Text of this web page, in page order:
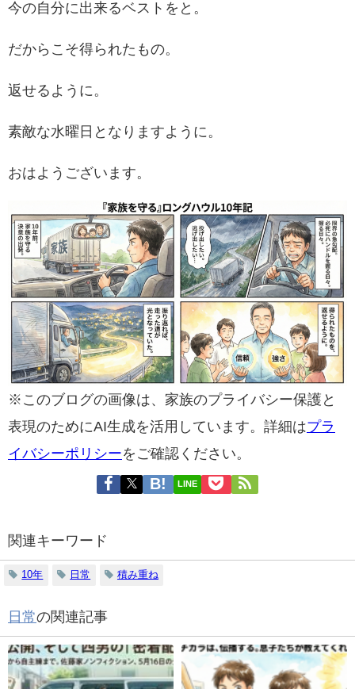
今の自分に出来るベストをと。
だからこそ得られたもの。
返せるように。
素敵な水曜日となりますように。
おはようございます。
※このブログの画像は、家族のプライバシー保護と
表現のためにAI生成を活用しています。詳細はプラ
イバシーポリシーをご確認ください。
LINE
関連キーワード
10年 日常 積み重ね
日常の関連記事